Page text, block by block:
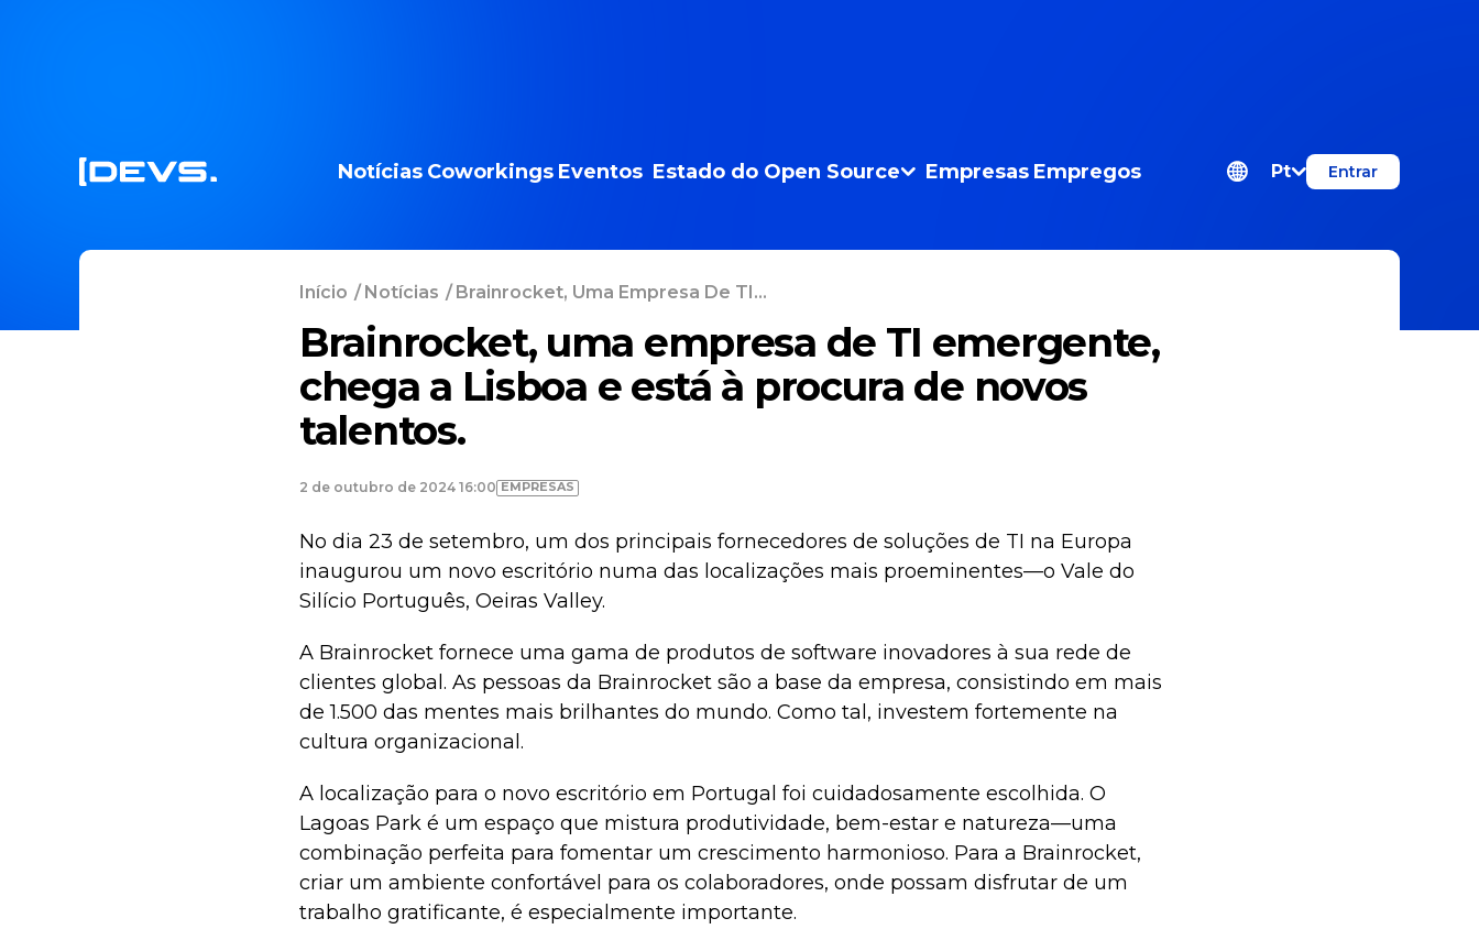
Notícias Coworkings Eventos Estado do Open Source Empresas Empregos Pt Entrar
Início /Notícias / Brainrocket, Uma Empresa De TI...
Brainrocket, uma empresa de TI emergente,
chega a Lisboa e está à procura de novos
talentos.
2 de outubro de 2024 16:00 EMPRESAS
No dia 23 de setembro, um dos principais fornecedores de soluções de TI na Europa
inaugurou um novo escritório numa das localizações mais proeminentes—o Vale do
Silício Português, Oeiras Valley.
A Brainrocket fornece uma gama de produtos de software inovadores à sua rede de
clientes global. As pessoas da Brainrocket são a base da empresa, consistindo em mais
de 1.500 das mentes mais brilhantes do mundo. Como tal, investem fortemente na
cultura organizacional.
A localização para o novo escritório em Portugal foi cuidadosamente escolhida. O
Lagoas Park é um espaço que mistura produtividade, bem-estar e natureza—uma
combinação perfeita para fomentar um crescimento harmonioso. Para a Brainrocket,
criar um ambiente confortável para os colaboradores, onde possam disfrutar de um
trabalho gratificante, é especialmente importante.